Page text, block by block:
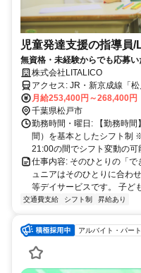
児童発達支援の指導員
無資格・未経験からでも応募い
株式会社LITALICO
アクセス: JR・新京成
月給253,400円～268,400円
千葉県松戸市
勤務時間・曜日: 【勤務時
間）を基本としたシフト制
21:00の間でシフト変動の
仕事内容: そのひとりの「で
ュニアはそのひとりに合わ
等デイサービスです。 子ど
交通費支給 シフト制 昇給あり
アルバイト・パート